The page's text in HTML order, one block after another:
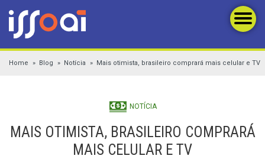
Home Blog Notícia Mais otimista, brasileiro comprará mais celular e TV
NOTÍCIA
MAIS OTIMISTA, BRASILEIRO COMPRARÁ
MAIS CELULAR E TV